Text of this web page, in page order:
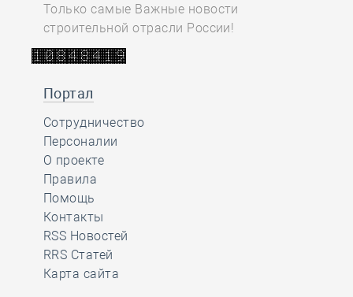
Только самые Важные новости
строительной отрасли России!
Портал
Сотрудничество
Персоналии
О проекте
Правила
Помощь
Контакты
RSS Новостей
RRS Статей
Карта сайта